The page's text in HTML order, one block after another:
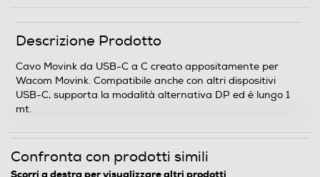
Cavo Wacom Movink da USB-C a C creato
appositamente per Wacom Movink. Compatibile anche
con altri dispositivi USB-C, supporta la modalità
Clicca qui
Descrizione Prodotto
Cavo Movink da USB-C a C creato appositamente per
Wacom Movink. Compatibile anche con altri dispositivi
USB-C, supporta la modalità alternativa DP ed è lungo 1
mt.
Confronta con prodotti simili
Scorri a destra per visualizzare altri prodotti